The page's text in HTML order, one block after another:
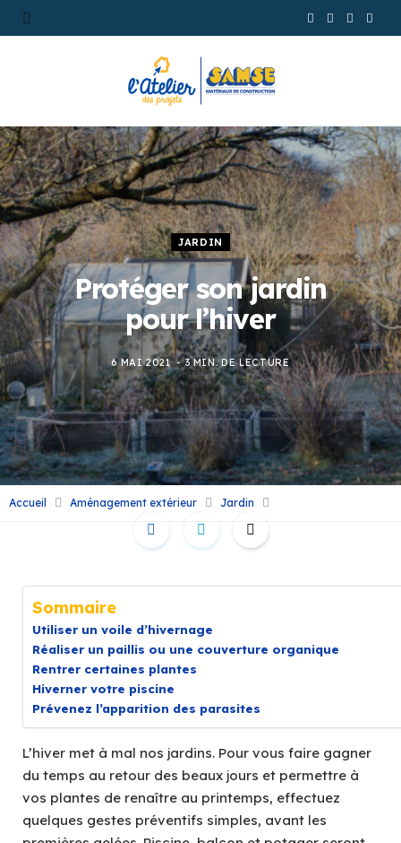
e
b
o
o
k
t
e
r
e
s
t
T
u
e
k
e
d
I
n
JARDIN
Protéger son jardin
pour l’hiver
6 MAI 2021 3 MIN. DE LECTURE
Accueil Aménagement extérieur Jardin
Sommaire
Utiliser un voile d’hivernage
Réaliser un paillis ou une couverture organique
Rentrer certaines plantes
Hiverner votre piscine
Prévenez l’apparition des parasites
L’hiver met à mal nos jardins. Pour vous faire gagner
du temps au retour des beaux jours et permettre à
vos plantes de renaître au printemps, effectuez
quelques gestes préventifs simples, avant les